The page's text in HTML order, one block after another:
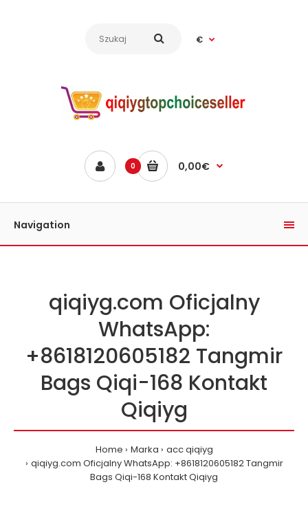
€
0 0,00€
Navigation
qiqiyg.com Oficjalny
WhatsApp:
+8618120605182 Tangmir
Bags Qiqi-168 Kontakt
Qiqiyg
Home Marka
acc qiqiyg
qiqiyg.com Oficjalny WhatsApp: +8618120605182 Tangmir
Bags Qiqi-168 Kontakt Qiqiyg